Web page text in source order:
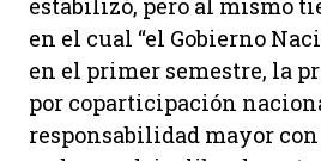
estabilizó, pero al mismo
en el cual “el Gobierno
en el primer semestre, la
por coparticipación
responsabilidad mayor